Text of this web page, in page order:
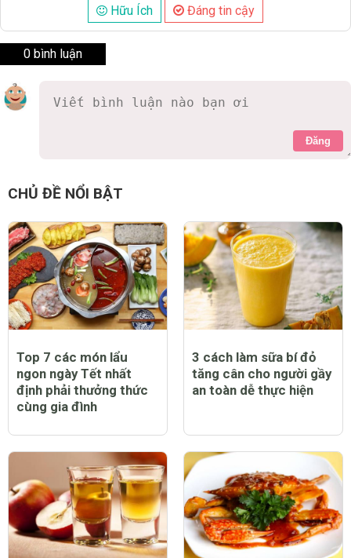
Hữu Ích Đáng tin cậy
0 bình luận
Đăng
CHỦ ĐỀ NỔI BẬT
Top 7 các món lẩu
ngon ngày Tết nhất
định phải thưởng thức
cùng gia đình
3 cách làm sữa bí đỏ
tăng cân cho người gầy
an toàn dễ thực hiện